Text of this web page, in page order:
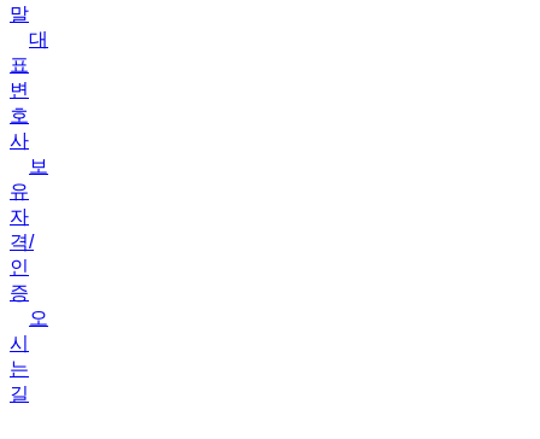
말
대
표
변
호
사
보
유
자
격/
인
증
오
시
는
길